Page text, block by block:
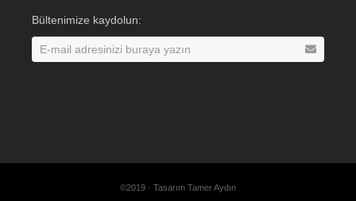
Bültenimize kaydolun:
©2019 · Tasarım Tamer Aydın